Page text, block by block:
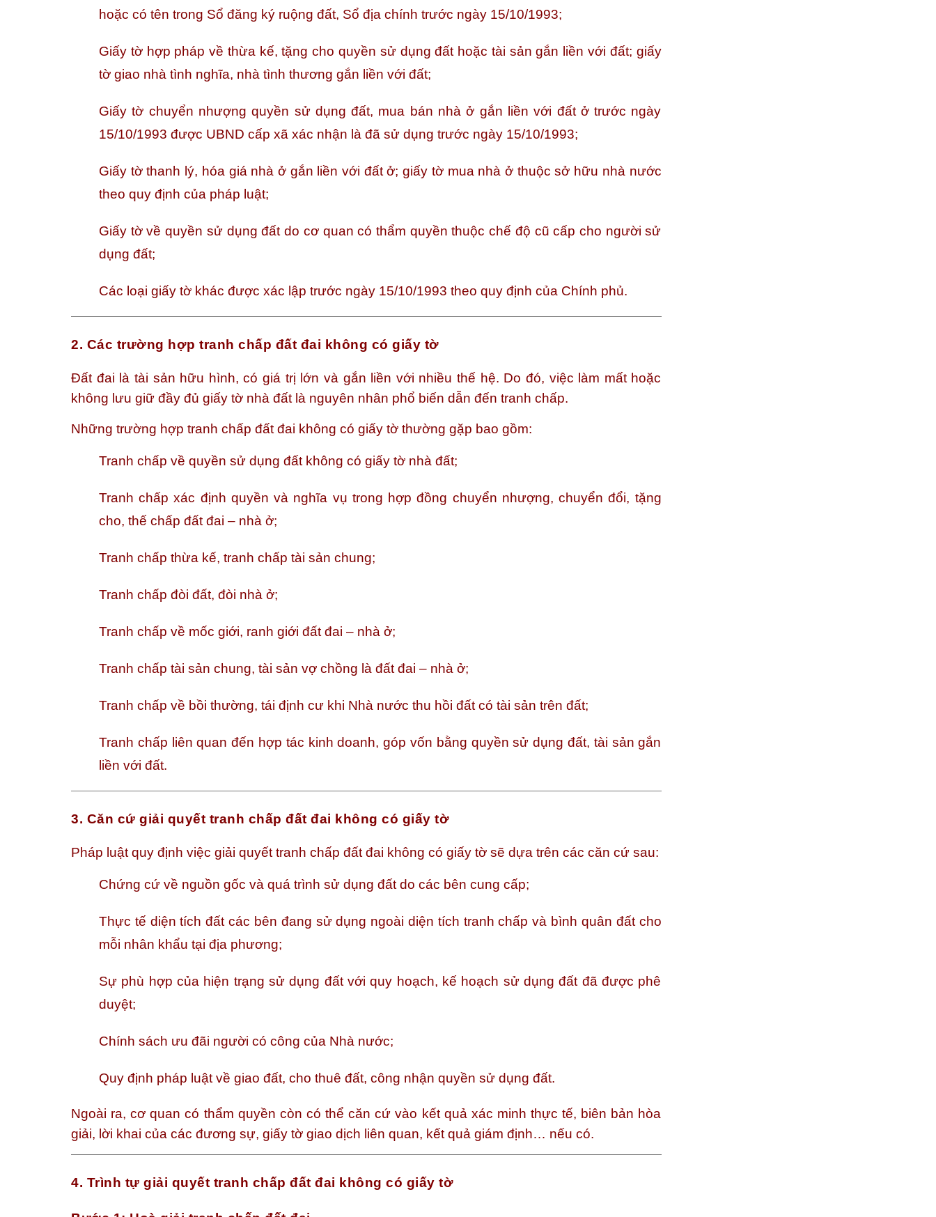
hoặc có tên trong Sổ đăng ký ruộng đất, Sổ địa chính trước ngày 15/10/1993;
Giấy tờ hợp pháp về thừa kế, tặng cho quyền sử dụng đất hoặc tài sản gắn liền với đất; giấy
tờ giao nhà tình nghĩa, nhà tình thương gắn liền với đất;
Giấy tờ chuyển nhượng quyền sử dụng đất, mua bán nhà ở gắn liền với đất ở trước ngày
15/10/1993 được UBND cấp xã xác nhận là đã sử dụng trước ngày 15/10/1993;
Giấy tờ thanh lý, hóa giá nhà ở gắn liền với đất ở; giấy tờ mua nhà ở thuộc sở hữu nhà nước
theo quy định của pháp luật;
Giấy tờ về quyền sử dụng đất do cơ quan có thẩm quyền thuộc chế độ cũ cấp cho người sử
dụng đất;
Các loại giấy tờ khác được xác lập trước ngày 15/10/1993 theo quy định của Chính phủ.
2. Các trường hợp tranh chấp đất đai không có giấy tờ
Đất đai là tài sản hữu hình, có giá trị lớn và gắn liền với nhiều thế hệ. Do đó, việc làm mất hoặc
không lưu giữ đầy đủ giấy tờ nhà đất là nguyên nhân phổ biến dẫn đến tranh chấp.
Những trường hợp tranh chấp đất đai không có giấy tờ thường gặp bao gồm:
Tranh chấp về quyền sử dụng đất không có giấy tờ nhà đất;
Tranh chấp xác định quyền và nghĩa vụ trong hợp đồng chuyển nhượng, chuyển đổi, tặng
cho, thế chấp đất đai – nhà ở;
Tranh chấp thừa kế, tranh chấp tài sản chung;
Tranh chấp đòi đất, đòi nhà ở;
Tranh chấp về mốc giới, ranh giới đất đai – nhà ở;
Tranh chấp tài sản chung, tài sản vợ chồng là đất đai – nhà ở;
Tranh chấp về bồi thường, tái định cư khi Nhà nước thu hồi đất có tài sản trên đất;
Tranh chấp liên quan đến hợp tác kinh doanh, góp vốn bằng quyền sử dụng đất, tài sản gắn
liền với đất.
3. Căn cứ giải quyết tranh chấp đất đai không có giấy tờ
Pháp luật quy định việc giải quyết tranh chấp đất đai không có giấy tờ sẽ dựa trên các căn cứ sau:
Chứng cứ về nguồn gốc và quá trình sử dụng đất do các bên cung cấp;
Thực tế diện tích đất các bên đang sử dụng ngoài diện tích tranh chấp và bình quân đất cho
mỗi nhân khẩu tại địa phương;
Sự phù hợp của hiện trạng sử dụng đất với quy hoạch, kế hoạch sử dụng đất đã được phê
duyệt;
Chính sách ưu đãi người có công của Nhà nước;
Quy định pháp luật về giao đất, cho thuê đất, công nhận quyền sử dụng đất.
Ngoài ra, cơ quan có thẩm quyền còn có thể căn cứ vào kết quả xác minh thực tế, biên bản hòa
giải, lời khai của các đương sự, giấy tờ giao dịch liên quan, kết quả giám định… nếu có.
4. Trình tự giải quyết tranh chấp đất đai không có giấy tờ